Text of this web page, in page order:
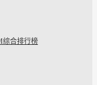
综合排行榜